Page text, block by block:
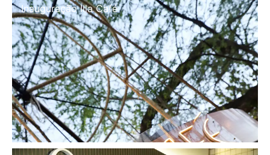
Inauguração Illa Café